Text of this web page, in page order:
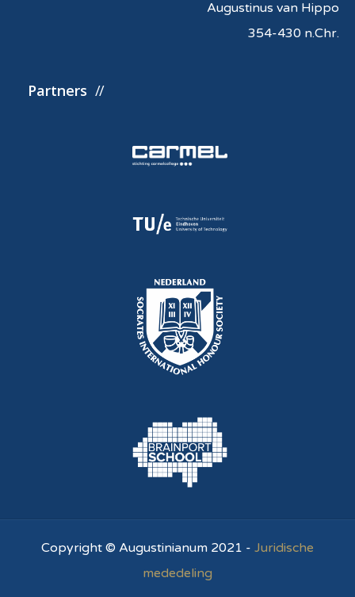
Augustinus van Hippo
354-430 n.Chr.
Partners
Copyright © Augustinianum 2021 - Juridische
mededeling